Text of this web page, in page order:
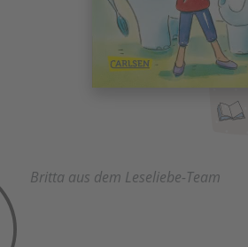
Britta aus dem Leseliebe-Team